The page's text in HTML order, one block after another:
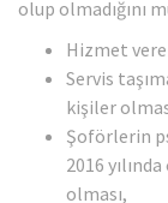
olup olmadığını
Hizmet
Servis
kişiler
Şoförlerin
2016
olması,